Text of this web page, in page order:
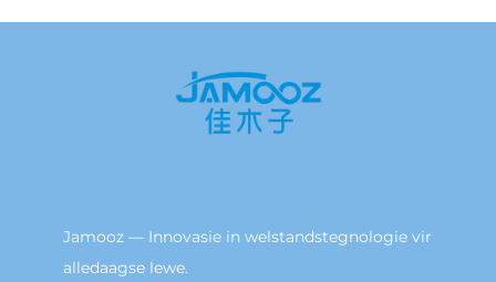
Jamooz — Innovasie in welstandstegnologie vir
alledaagse lewe.